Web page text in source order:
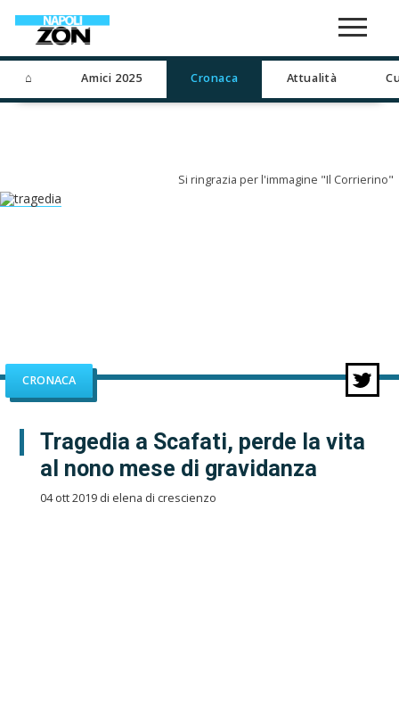
⌂ Amici 2025 Cronaca Attualità
Si ringrazia per l'immagine "Il Corrierino"
CRONACA
Tragedia a Scafati, perde la vita
al nono mese di gravidanza
04 ott 2019 di elena di crescienzo